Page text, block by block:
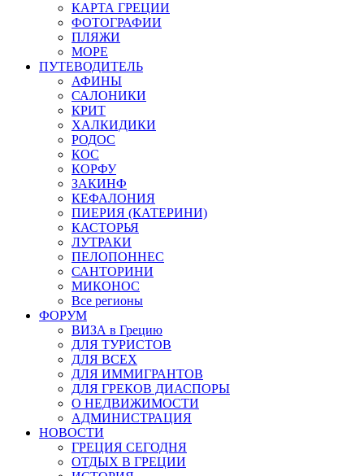
КАРТА ГРЕЦИИ
ФОТОГРАФИИ
ПЛЯЖИ
МОРЕ
ПУТЕВОДИТЕЛЬ
АФИНЫ
САЛОНИКИ
КРИТ
ХАЛКИДИКИ
РОДОС
КОС
КОРФУ
ЗАКИНФ
КЕФАЛОНИЯ
ПИЕРИЯ (КАТЕРИНИ)
КАСТОРЬЯ
ЛУТРАКИ
ПЕЛОПОННЕС
САНТОРИНИ
МИКОНОС
Все регионы
ФОРУМ
ВИЗА в Грецию
ДЛЯ ТУРИСТОВ
ДЛЯ ВСЕХ
ДЛЯ ИММИГРАНТОВ
ДЛЯ ГРЕКОВ ДИАСПОРЫ
О НЕДВИЖИМОСТИ
АДМИНИСТРАЦИЯ
НОВОСТИ
ГРЕЦИЯ СЕГОДНЯ
ОТДЫХ В ГРЕЦИИ